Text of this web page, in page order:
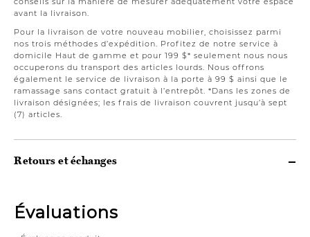
avant la livraison.
Pour la livraison de votre nouveau mobilier, choisissez parmi
nos trois méthodes d’expédition. Profitez de notre service à
domicile Haut de gamme et pour 199 $* seulement nous nous
occuperons du transport des articles lourds. Nous offrons
également le service de livraison à la porte à 99 $ ainsi que le
ramassage sans contact gratuit à l’entrepôt. *Dans les zones de
livraison désignées; les frais de livraison couvrent jusqu’à sept
(7) articles.
Retours et échanges